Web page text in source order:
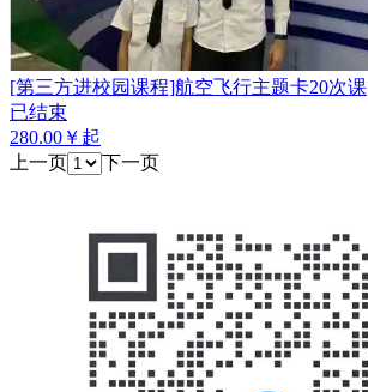
[第三方进校园课程]航空飞行主题卡20次课
已结束
280.00￥起
上一页
下一页